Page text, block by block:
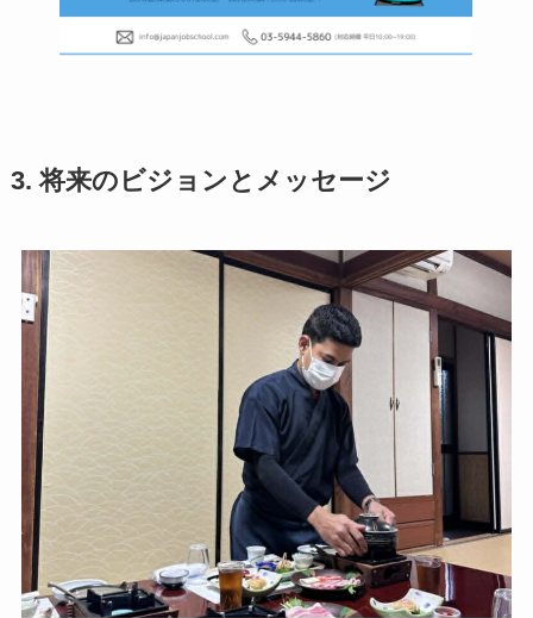
3. 将来のビジョンとメッセージ